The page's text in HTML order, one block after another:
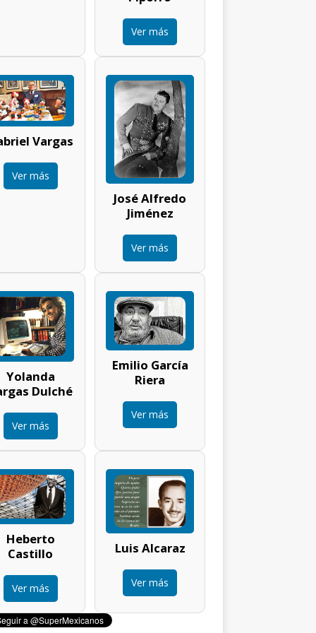
Ver más
Vargas
Ver más
José Alfredo
Jiménez
Ver más
Yolanda
Dulché
Ver más
Emilio García
Riera
Ver más
Heberto
Castillo
Ver más
Luis Alcaraz
Ver más